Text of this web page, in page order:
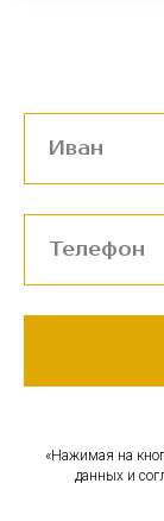
«Нажимая на
данных и